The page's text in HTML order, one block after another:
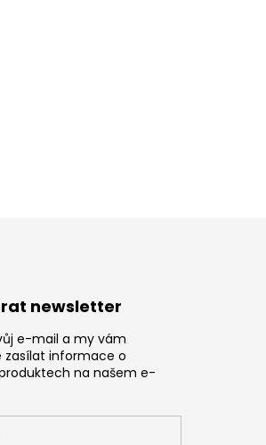
newsletter
e-mail a my vám
zasílat informace o
na našem e-